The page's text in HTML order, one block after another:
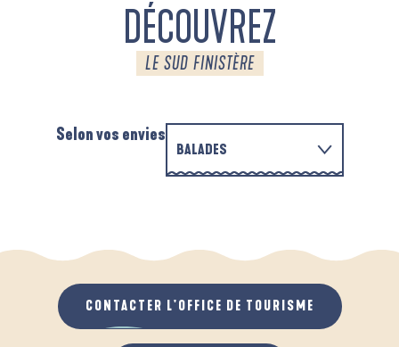
DÉCOUVREZ
LE SUD FINISTÈRE
Selon vos envies
BALADES
QUAND IL PLEUT
AU GRAND AIR
PARCOURS D'INTERPRÉTATION DE L'ANSE
CONTACTER L'OFFICE DE TOURISME